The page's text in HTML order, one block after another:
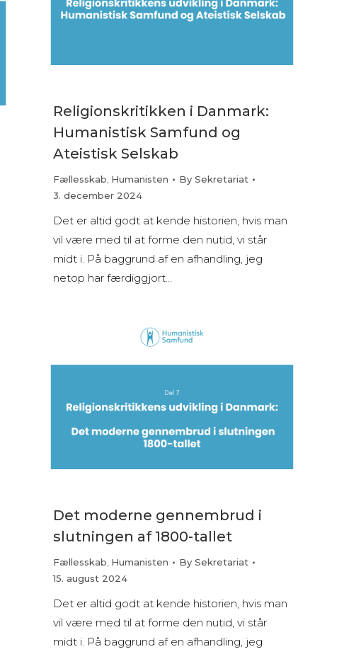
Religionskritikken i Danmark:
Humanistisk Samfund og
Ateistisk Selskab
Fællesskab, Humanisten By Sekretariat
3. december 2024
Det er altid godt at kende historien, hvis man
vil være med til at forme den nutid, vi står
midt i. På baggrund af en afhandling, jeg
netop har færdiggjort…
Det moderne gennembrud i
slutningen af 1800-tallet
Fællesskab, Humanisten By Sekretariat
15. august 2024
Det er altid godt at kende historien, hvis man
vil være med til at forme den nutid, vi står
midt i. På baggrund af en afhandling, jeg